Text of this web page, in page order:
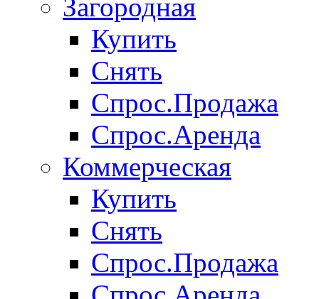
Загородная
Купить
Снять
Спрос.Продажа
Спрос.Аренда
Коммерческая
Купить
Снять
Спрос.Продажа